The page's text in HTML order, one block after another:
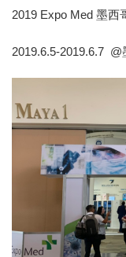
2019 Expo Med 墨西
2019.6.5-2019.6.7